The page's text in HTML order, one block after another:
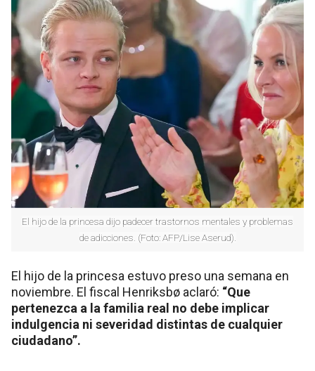
El hijo de la princesa dijo padecer trastornos mentales y problemas
de adicciones. (Foto: AFP/Lise Aserud).
El hijo de la princesa estuvo preso una semana en
noviembre. El fiscal Henriksbø aclaró: “Que
pertenezca a la familia real no debe implicar
indulgencia ni severidad distintas de cualquier
ciudadano”.